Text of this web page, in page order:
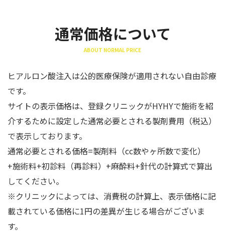
通常価格について
ABOUT NORMAL PRICE
ヒアルロン酸注入は公的医療保険が適用されない自由診療
です。
サイトの表示価格は、登録クリニックがHYHYで施術を紹
介するために設定した通常必要とされる製剤費用（税込）
で表示しております。
通常必要とされる価格=製剤料（cc数やヶ所数で変化）
+施術料+初診料（再診料）+麻酔料+針代の計算式で算出
してください。
※クリニックによっては、消費税の計算上、表示価格に記
載されている価格に1円の差異が生じる場合がございま
す。